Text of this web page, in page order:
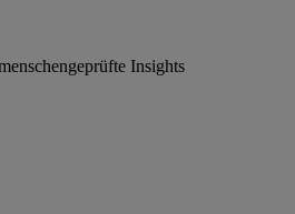
Insights